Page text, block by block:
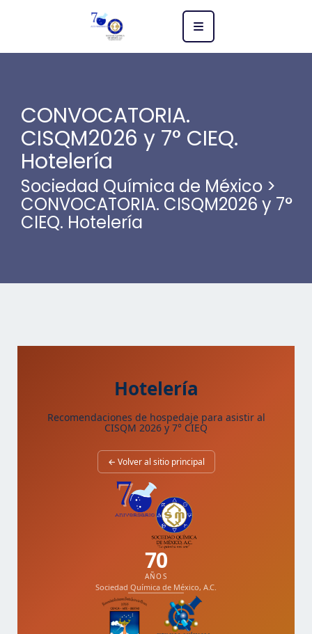
CONVOCATORIA.
CISQM2026 y 7° CIEQ.
Hotelería
Sociedad Química de México >
CONVOCATORIA. CISQM2026 y 7°
CIEQ. Hotelería
70
AÑOS
Sociedad Química de México, A.C.
Hotelería
Recomendaciones de hospedaje para asistir al
CISQM 2026 y 7° CIEQ
← Volver al sitio principal